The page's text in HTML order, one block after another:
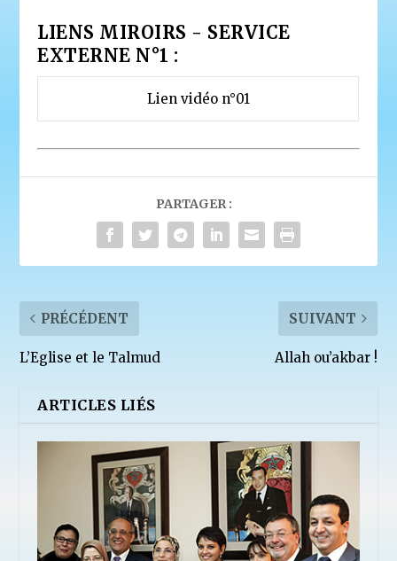
LIENS MIROIRS - SERVICE
EXTERNE N°1 :
Lien vidéo n°01
PARTAGER :
PRÉCÉDENT
L’Eglise et le Talmud
SUIVANT
Allah ou’akbar !
ARTICLES LIÉS